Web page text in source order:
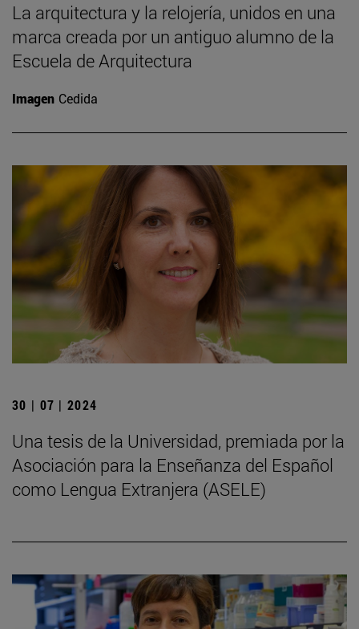
La arquitectura y la relojería, unidos en una
marca creada por un antiguo alumno de la
Escuela de Arquitectura
Imagen Cedida
30 | 07 | 2024
Una tesis de la Universidad, premiada por la
Asociación para la Enseñanza del Español
como Lengua Extranjera (ASELE)